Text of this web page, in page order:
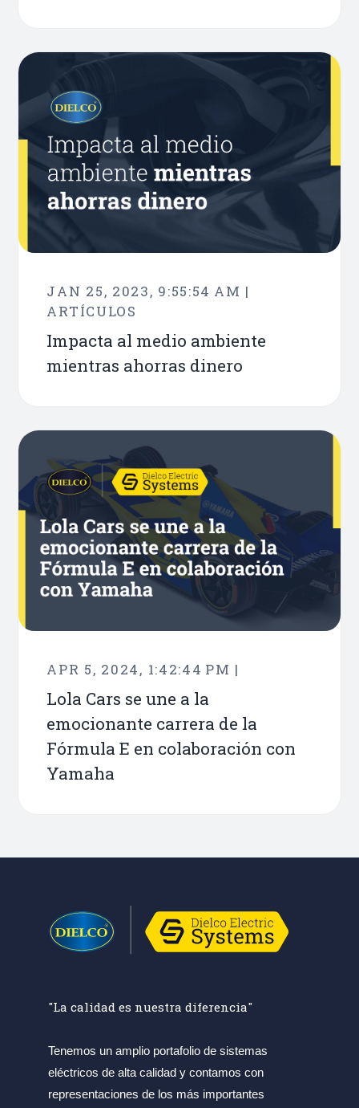
JAN 25, 2023, 9:55:54 AM |
ARTÍCULOS
Impacta al medio ambiente
mientras ahorras dinero
APR 5, 2024, 1:42:44 PM |
Lola Cars se une a la
emocionante carrera de la
Fórmula E en colaboración con
Yamaha
"La calidad es nuestra diferencia"
Tenemos un amplio portafolio de sistemas
eléctricos de alta calidad y contamos con
representaciones de los más importantes